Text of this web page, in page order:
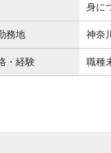
身に
務地 神奈
・経験 職種